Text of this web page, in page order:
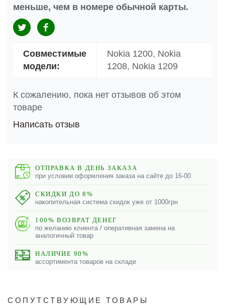
меньше, чем в номере обычной карты.
Совместимые
модели:
Nokia 1200, Nokia
1208, Nokia 1209
К сожалению, пока нет отзывов об этом
товаре
Написать отзыв
ОТПРАВКА В ДЕНЬ ЗАКАЗА
при условии оформления заказа на сайте до 16-00
СКИДКИ ДО 8%
накопительная система скидок уже от 1000грн
100% ВОЗВРАТ ДЕНЕГ
по желанию клиента / оперативная замена на
аналогичный товар
НАЛИЧИЕ 90%
ассортимента товаров на складе
СОПУТСТВУЮЩИЕ ТОВАРЫ